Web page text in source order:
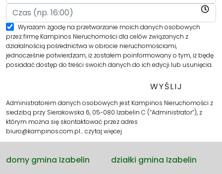
Wyrażam zgodę na przetwarzanie moich danych osobowych
przez firmę Kampinos Nieruchomości dla celów związanych z
działalnością pośrednictwa w obrocie nieruchomościami,
jednocześnie potwierdzam, iż zostałem poinformowany o tym, iż będę
posiadać dostęp do treści swoich danych do ich edycji lub usunięcia.
Administratorem danych osobowych jest Kampinos Nieruchomości z
siedzibą przy Sierakowska 6, 05-080 Izabelin C (“Administrator”), z
którym można się skontaktować przez adres
biuro@kampinos.com.pl…czytaj więcej
domy gmina Izabelin
działki gmina Izabelin